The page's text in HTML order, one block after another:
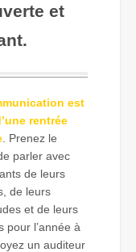
et
est
rentrée
. Prenez le
parler avec
de leurs
de leurs
et de leurs
pour l’année à
un auditeur